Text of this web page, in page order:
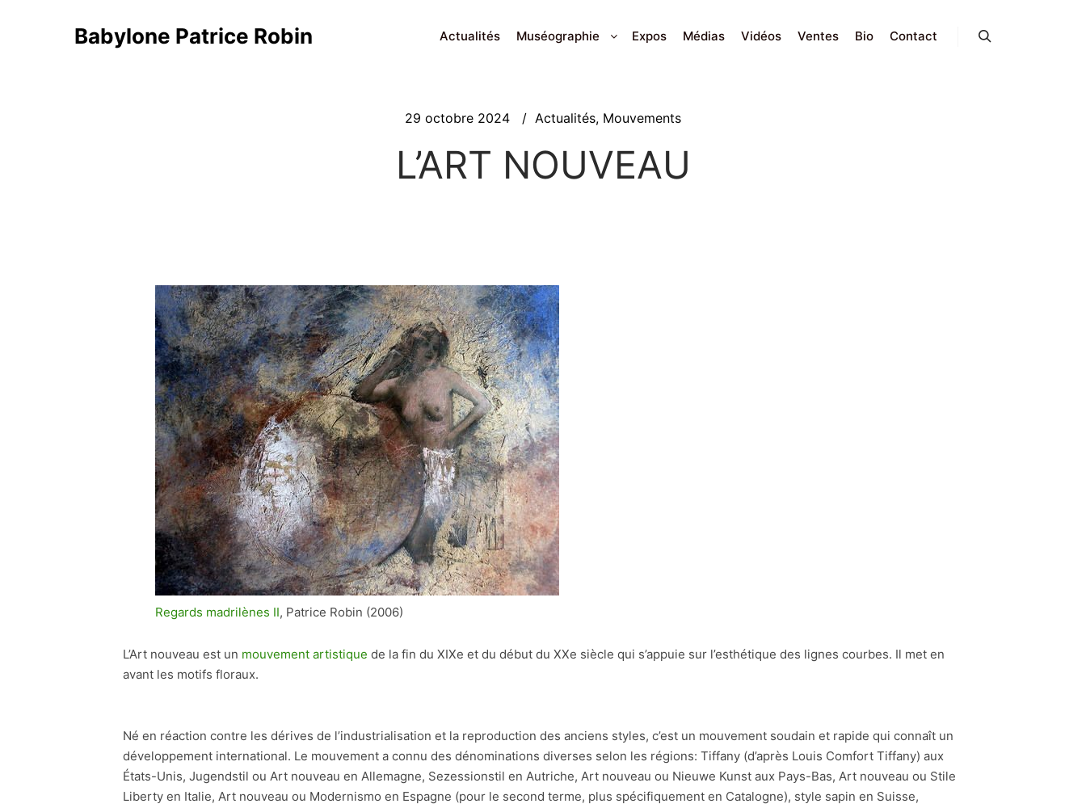
Babylone Patrice Robin Actualités Muséographie Expos Médias Vidéos Ventes Bio Contact
29 octobre 2024 Actualités, Mouvements
L’ART NOUVEAU
Regards madrilènes II, Patrice Robin (2006)
L’Art nouveau est un mouvement artistique de la fin du XIXe et du début du XXe siècle qui s’appuie sur l’esthétique des lignes courbes. Il met en
avant les motifs floraux.
Né en réaction contre les dérives de l’industrialisation et la reproduction des anciens styles, c’est un mouvement soudain et rapide qui connaît un
développement international. Le mouvement a connu des dénominations diverses selon les régions: Tiffany (d’après Louis Comfort Tiffany) aux
États-Unis, Jugendstil ou Art nouveau en Allemagne, Sezessionstil en Autriche, Art nouveau ou Nieuwe Kunst aux Pays-Bas, Art nouveau ou Stile
Liberty en Italie, Art nouveau ou Modernismo en Espagne (pour le second terme, plus spécifiquement en Catalogne), style sapin en Suisse,